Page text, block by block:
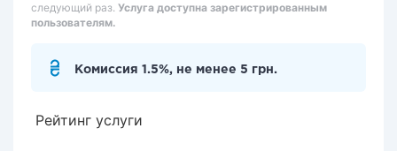
следующий раз. Услуга доступна зарегистрированным
пользователям.
Комиссия 1.5%, не менее 5 грн.
Рейтинг услуги